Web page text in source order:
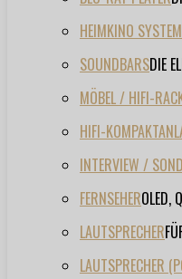
HEIMKINO
SOUNDBARSDIE
MÖBEL / HIFI-
HIFI-
INTERVIEW /
FERNSEHEROLED,
LAUTSPRECHER
LAUTSPRECHER